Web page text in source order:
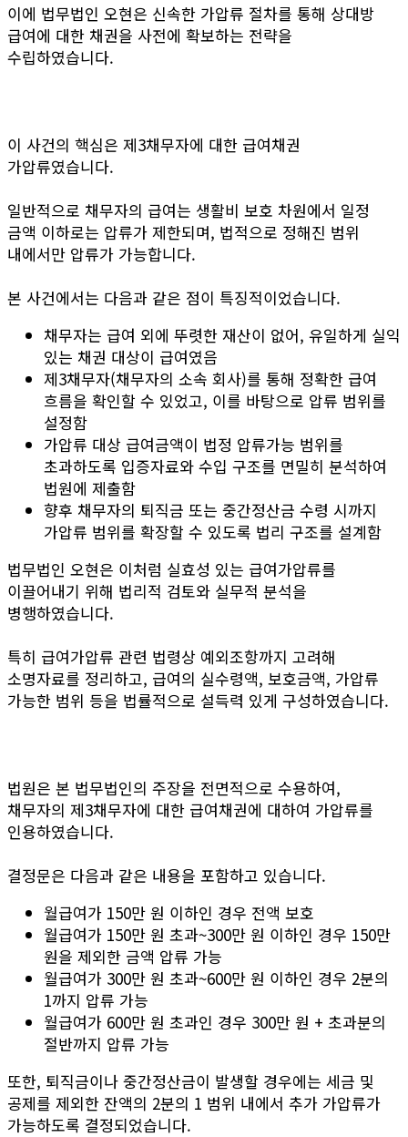
이에 법무법인 오현은 신속한 가압류 절차를 통해 상대방
급여에 대한 채권을 사전에 확보하는 전략을
수립하였습니다.
이 사건의 핵심은 제3채무자에 대한 급여채권
가압류였습니다.
일반적으로 채무자의 급여는 생활비 보호 차원에서 일정
금액 이하로는 압류가 제한되며, 법적으로 정해진 범위
내에서만 압류가 가능합니다.
본 사건에서는 다음과 같은 점이 특징적이었습니다.
채무자는 급여 외에 뚜렷한 재산이 없어, 유일하게 실익
있는 채권 대상이 급여였음
제3채무자(채무자의 소속 회사)를 통해 정확한 급여
흐름을 확인할 수 있었고, 이를 바탕으로 압류 범위를
설정함
가압류 대상 급여금액이 법정 압류가능 범위를
초과하도록 입증자료와 수입 구조를 면밀히 분석하여
법원에 제출함
향후 채무자의 퇴직금 또는 중간정산금 수령 시까지
가압류 범위를 확장할 수 있도록 법리 구조를 설계함
법무법인 오현은 이처럼 실효성 있는 급여가압류를
이끌어내기 위해 법리적 검토와 실무적 분석을
병행하였습니다.
특히 급여가압류 관련 법령상 예외조항까지 고려해
소명자료를 정리하고, 급여의 실수령액, 보호금액, 가압류
가능한 범위 등을 법률적으로 설득력 있게 구성하였습니다.
법원은 본 법무법인의 주장을 전면적으로 수용하여,
채무자의 제3채무자에 대한 급여채권에 대하여 가압류를
인용하였습니다.
결정문은 다음과 같은 내용을 포함하고 있습니다.
월급여가 150만 원 이하인 경우 전액 보호
월급여가 150만 원 초과~300만 원 이하인 경우 150만
원을 제외한 금액 압류 가능
월급여가 300만 원 초과~600만 원 이하인 경우 2분의
1까지 압류 가능
월급여가 600만 원 초과인 경우 300만 원 + 초과분의
절반까지 압류 가능
또한, 퇴직금이나 중간정산금이 발생할 경우에는 세금 및
공제를 제외한 잔액의 2분의 1 범위 내에서 추가 가압류가
가능하도록 결정되었습니다.